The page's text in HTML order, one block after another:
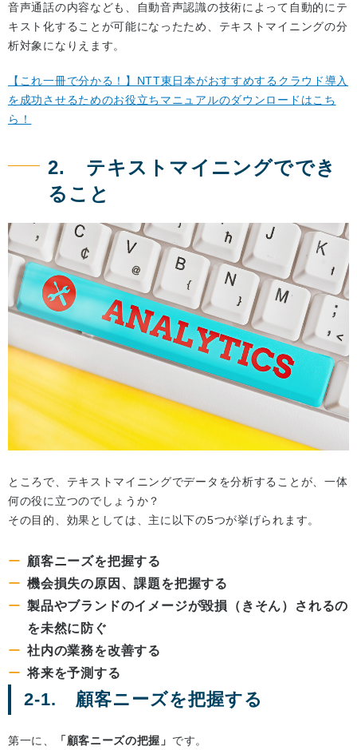
音声通話の内容なども、自動音声認識の技術によって自動的にテ
キスト化することが可能になったため、テキストマイニングの分
析対象になりえます。
【これ一冊で分かる！】NTT東日本がおすすめするクラウド導入
を成功させるためのお役立ちマニュアルのダウンロードはこち
ら！
2. テキストマイニングででき
ること
ところで、テキストマイニングでデータを分析することが、一体
何の役に立つのでしょうか？
その目的、効果としては、主に以下の5つが挙げられます。
顧客ニーズを把握する
機会損失の原因、課題を把握する
製品やブランドのイメージが毀損（きそん）されるの
を未然に防ぐ
社内の業務を改善する
将来を予測する
2-1. 顧客ニーズを把握する
第一に、 「顧客ニーズの把握」 です。